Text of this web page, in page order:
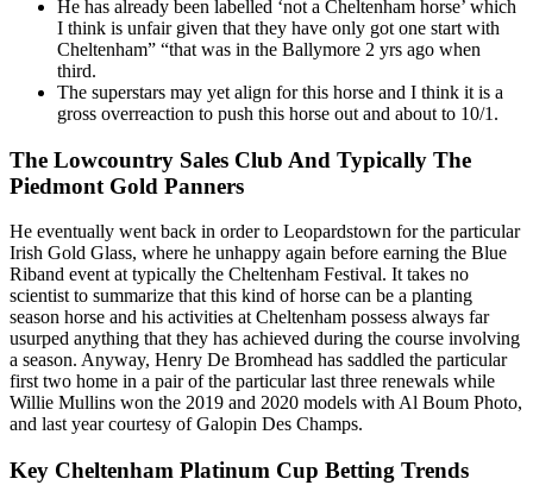
He has already been labelled ‘not a Cheltenham horse’ which
I think is unfair given that they have only got one start with
Cheltenham” “that was in the Ballymore 2 yrs ago when
third.
The superstars may yet align for this horse and I think it is a
gross overreaction to push this horse out and about to 10/1.
The Lowcountry Sales Club And Typically The
Piedmont Gold Panners
He eventually went back in order to Leopardstown for the particular
Irish Gold Glass, where he unhappy again before earning the Blue
Riband event at typically the Cheltenham Festival. It takes no
scientist to summarize that this kind of horse can be a planting
season horse and his activities at Cheltenham possess always far
usurped anything that they has achieved during the course involving
a season. Anyway, Henry De Bromhead has saddled the particular
first two home in a pair of the particular last three renewals while
Willie Mullins won the 2019 and 2020 models with Al Boum Photo,
and last year courtesy of Galopin Des Champs.
Key Cheltenham Platinum Cup Betting Trends